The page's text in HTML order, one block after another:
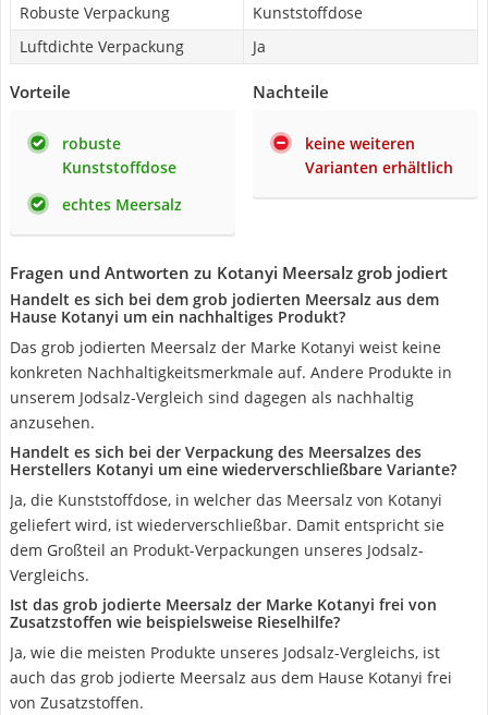
Robuste Verpackung
Kunststoffdose
Luftdichte Verpackung
Ja
Vorteile
robuste
Kunststoffdose
echtes Meersalz
Nachteile
keine weiteren
Varianten erhältlich
Fragen und Antworten zu Kotanyi Meersalz grob jodiert
Handelt es sich bei dem grob jodierten Meersalz aus dem
Hause Kotanyi um ein nachhaltiges Produkt?
Das grob jodierten Meersalz der Marke Kotanyi weist keine
konkreten Nachhaltigkeitsmerkmale auf. Andere Produkte in
unserem Jodsalz-Vergleich sind dagegen als nachhaltig
anzusehen.
Handelt es sich bei der Verpackung des Meersalzes des
Herstellers Kotanyi um eine wiederverschließbare Variante?
Ja, die Kunststoffdose, in welcher das Meersalz von Kotanyi
geliefert wird, ist wiederverschließbar. Damit entspricht sie
dem Großteil an Produkt-Verpackungen unseres Jodsalz-
Vergleichs.
Ist das grob jodierte Meersalz der Marke Kotanyi frei von
Zusatzstoffen wie beispielsweise Rieselhilfe?
Ja, wie die meisten Produkte unseres Jodsalz-Vergleichs, ist
auch das grob jodierte Meersalz aus dem Hause Kotanyi frei
von Zusatzstoffen.